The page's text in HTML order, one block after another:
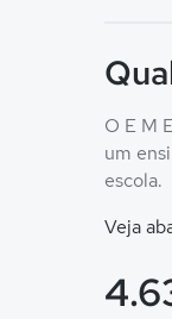
O E M
um
escola.
Veja